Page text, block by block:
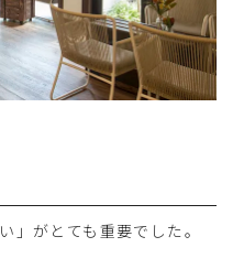
」がとても重要でした。